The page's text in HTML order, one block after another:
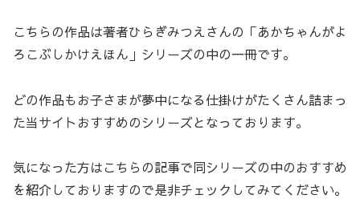
こちらの作品は著者ひらぎみつえさんの「あかちゃんがよ
ろこぶしかけえほん」シリーズの中の一冊です。
どの作品もお子さまが夢中になる仕掛けがたくさん詰まっ
た当サイトおすすめのシリーズとなっております。
気になった方はこちらの記事で同シリーズの中のおすすめ
を紹介しておりますので是非チェックしてみてください。